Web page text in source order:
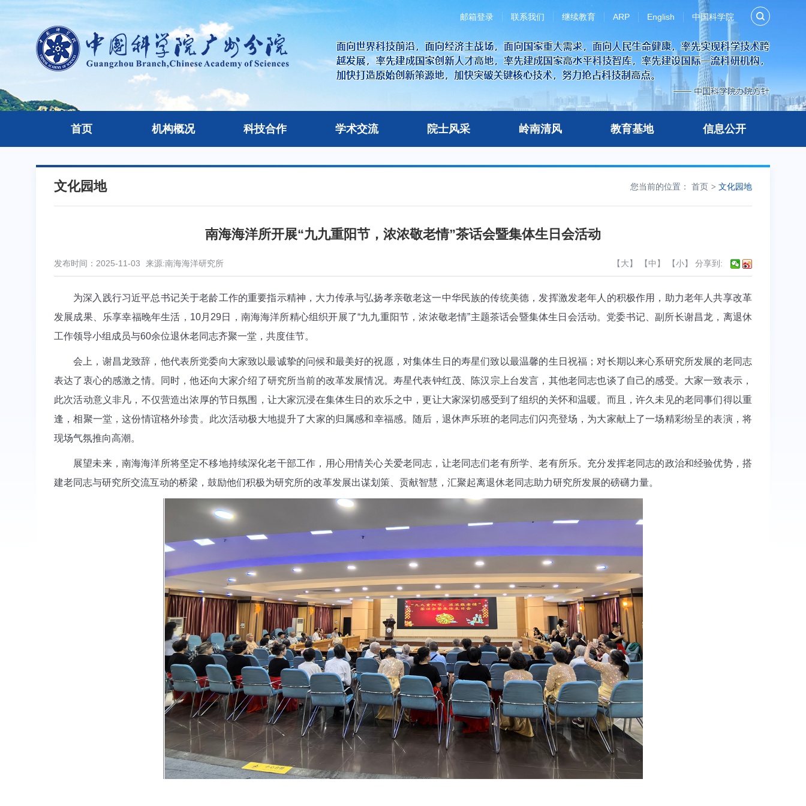
邮箱登录 联系我们 继续教育 ARP English 中国科学院
首页 机构概况 科技合作 学术交流 院士风采 岭南清风 教育基地 信息公开
您当前的位置： 首页 文化园地
文化园地
南海海洋所开展“九九重阳节，浓浓敬老情”茶话会暨集体生日会活动
发布时间：2025-11-03 来源:南海海洋研究所 【大】 【中 】 【小】 分享到:
为深入践行习近平总书记关于老龄工作的重要指示精神，大力传承与弘扬孝亲敬老这一中华民族的传统美德，发挥激发老年人的积极作用，助力老年人共享改革
发展成果、乐享幸福晚年生活，10月29日，南海海洋所精心组织开展了“九九重阳节，浓浓敬老情”主题茶话会暨集体生日会活动。党委书记、副所长谢昌龙，离退休
工作领导小组成员与60余位退休老同志齐聚一堂，共度佳节。
会上，谢昌龙致辞，他代表所党委向大家致以最诚挚的问候和最美好的祝愿，对集体生日的寿星们致以最温馨的生日祝福；对长期以来心系研究所发展的老同志
表达了衷心的感激之情。同时，他还向大家介绍了研究所当前的改革发展情况。寿星代表钟红茂、陈汉宗上台发言，其他老同志也谈了自己的感受。大家一致表示，
此次活动意义非凡，不仅营造出浓厚的节日氛围，让大家沉浸在集体生日的欢乐之中，更让大家深切感受到了组织的关怀和温暖。而且，许久未见的老同事们得以重
逢，相聚一堂，这份情谊格外珍贵。此次活动极大地提升了大家的归属感和幸福感。随后，退休声乐班的老同志们闪亮登场，为大家献上了一场精彩纷呈的表演，将
现场气氛推向高潮。
展望未来，南海海洋所将坚定不移地持续深化老干部工作，用心用情关心关爱老同志，让老同志们老有所学、老有所乐。充分发挥老同志的政治和经验优势，搭
建老同志与研究所交流互动的桥梁，鼓励他们积极为研究所的改革发展出谋划策、贡献智慧，汇聚起离退休老同志助力研究所发展的磅礴力量。